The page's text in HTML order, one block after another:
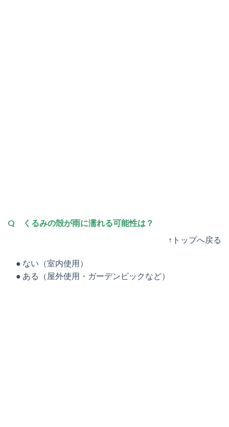
Q くるみの殻が雨に濡れる可能性は？
↑トップへ戻る
● ない（室内使用）
● ある（屋外使用・ガーデンピックなど）